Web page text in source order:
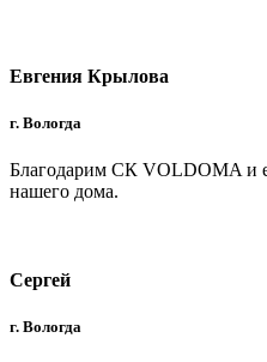
Евгения Крылова
г. Вологда
Благодарим СК VOLDOMA и
нашего дома.
Сергей
г. Вологда